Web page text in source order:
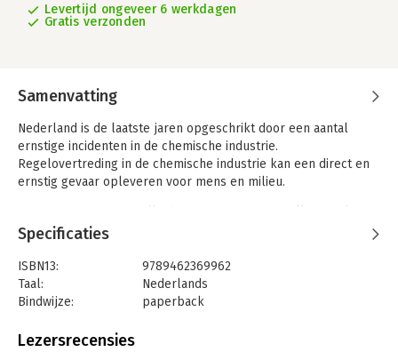
Levertijd ongeveer 6 werkdagen
Gratis verzonden
Samenvatting
Nederland is de laatste jaren opgeschrikt door een aantal
ernstige incidenten in de chemische industrie.
Regelovertreding in de chemische industrie kan een direct en
ernstig gevaar opleveren voor mens en milieu.
overtreden is daarom cruciaal. Deze studie maakt gebruik van
inzichten uit de levensloopcriminologie en past die toe op
regelovertreding door Nederlandse Brzo-bedrijven. Het
onderzoek is gebaseerd op longitudinale data met betrekking
tot het regelovertredend gedrag van 494 Nederlandse
Besluit risico’s zware ongevallen (Brzo).
Specificaties
ISBN13:
9789462369962
Taal:
Nederlands
Bindwijze:
paperback
Uitgever:
Lezersrecensies